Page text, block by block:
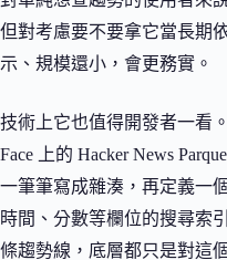
但對考慮要不要拿它當長期
示、規模還小，會更務實。
技術上它也值得開發者一看
Face 上的 Hacker News
一筆筆寫成雜湊，再定義一
時間、分數等欄位的搜尋索
條趨勢線，底層都只是對這